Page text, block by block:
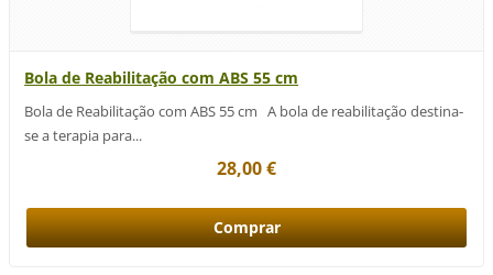
Bola de Reabilitação com ABS 55 cm
Bola de Reabilitação com ABS 55 cm A bola de reabilitação destina-
se a terapia para...
28,00 €